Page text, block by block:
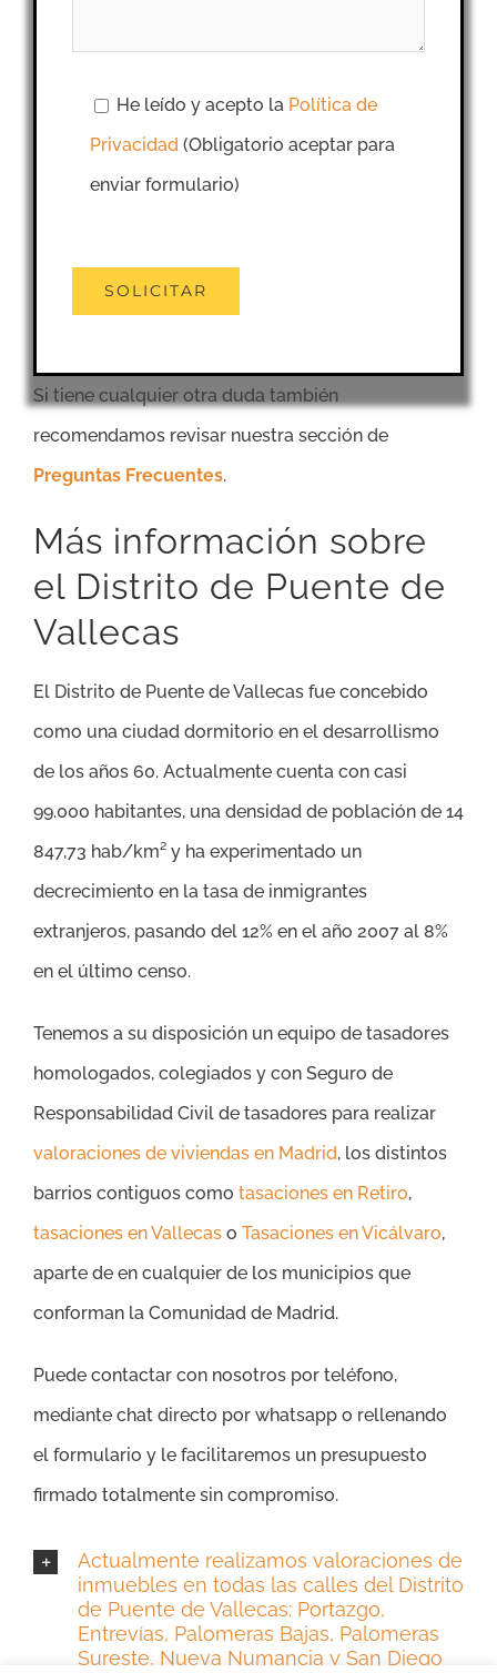
He leído y acepto la Política de
Privacidad (Obligatorio aceptar para
enviar formulario)
Si tiene cualquier otra duda también
recomendamos revisar nuestra sección de
Preguntas Frecuentes.
Más información sobre
el Distrito de Puente de
Vallecas
El Distrito de Puente de Vallecas fue concebido
como una ciudad dormitorio en el desarrollismo
de los años 60. Actualmente cuenta con casi
99.000 habitantes, una densidad de población de 14
847,73 hab/km² y ha experimentado un
decrecimiento en la tasa de inmigrantes
extranjeros, pasando del 12% en el año 2007 al 8%
en el último censo.
Tenemos a su disposición un equipo de tasadores
homologados, colegiados y con Seguro de
Responsabilidad Civil de tasadores para realizar
valoraciones de viviendas en Madrid, los distintos
barrios contiguos como tasaciones en Retiro,
tasaciones en Vallecas o Tasaciones en Vicálvaro,
aparte de en cualquier de los municipios que
conforman la Comunidad de Madrid.
Puede contactar con nosotros por teléfono,
mediante chat directo por whatsapp o rellenando
el formulario y le facilitaremos un presupuesto
firmado totalmente sin compromiso.
Actualmente realizamos valoraciones de
inmuebles en todas las calles del Distrito
de Puente de Vallecas: Portazgo,
Entrevías, Palomeras Bajas, Palomeras
Sureste, Nueva Numancia y San Diego